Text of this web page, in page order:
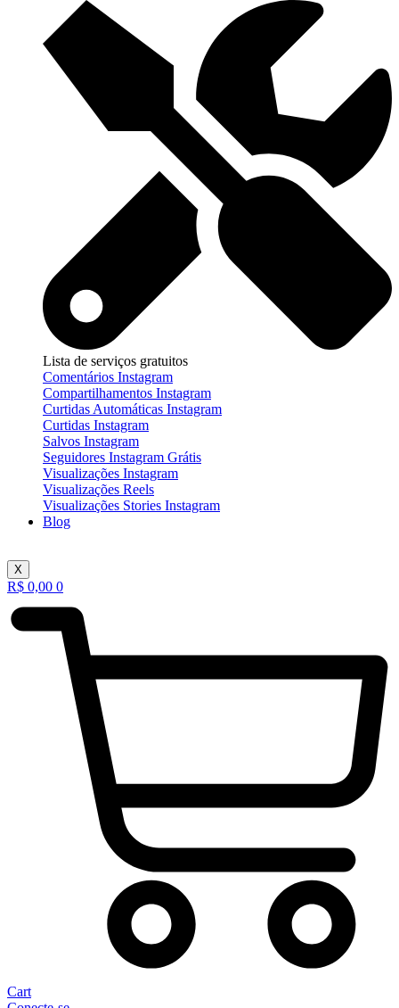
Lista de serviços gratuitos
Comentários Instagram
Compartilhamentos Instagram
Curtidas Automáticas Instagram
Curtidas Instagram
Salvos Instagram
Seguidores Instagram Grátis
Visualizações Instagram
Visualizações Reels
Visualizações Stories Instagram
Blog
X
R$ 0,00 0
Cart